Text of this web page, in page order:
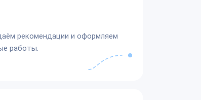
рекомендации и оформляем
работы.